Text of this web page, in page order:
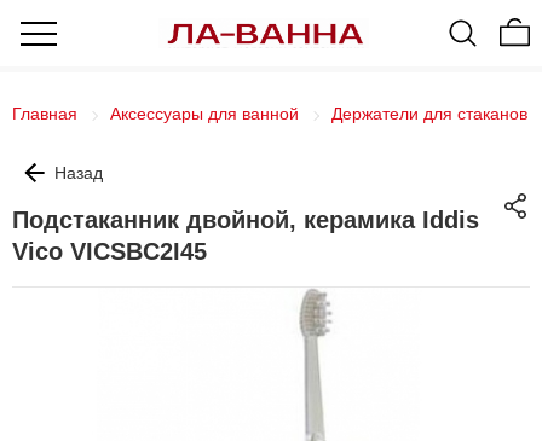
Главная Аксессуары для ванной Держатели для стаканов
Назад
Подстаканник двойной, керамика Iddis
Vico VICSBC2I45